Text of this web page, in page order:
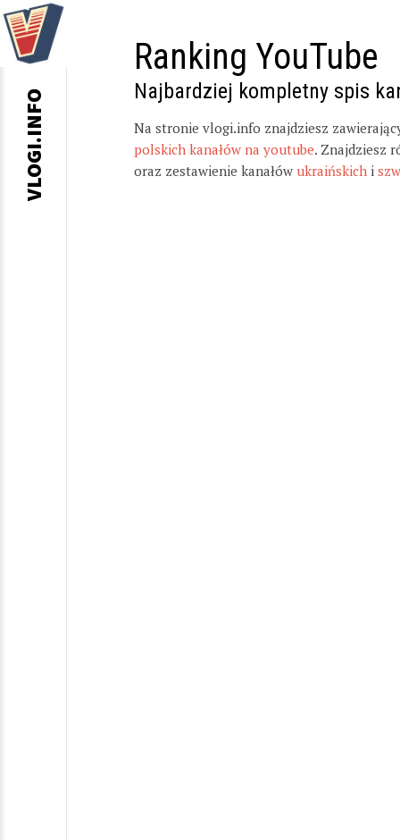
Ranking YouTube
Najbardziej kompletny spis
Na stronie vlogi.info znajdziesz
polskich kanałów na youtube. Znajdziesz
oraz zestawienie kanałów ukraińskich i
VLOGI.INFO